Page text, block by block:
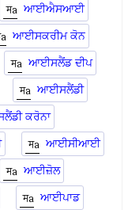
ਆਈਐਸਆਈ
ਆਈਸਕਰੀਮ ਕੋਨ
ਆਈਸਲੈਂਡ ਦੀਪ
ਆਈਸਲੈਂਡੀ
ਕਰੋਨਾ
ਆਈਸੀਆਈ
ਆਈਜ਼ੋਲ
ਆਈਪਾਡ